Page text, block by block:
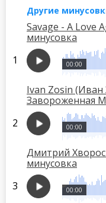
Другие
Savage - A Love
минусовка
00:00
Ivan Zosin (Иван
Завороженная
00:00
Дмитрий
минусовка
00:00